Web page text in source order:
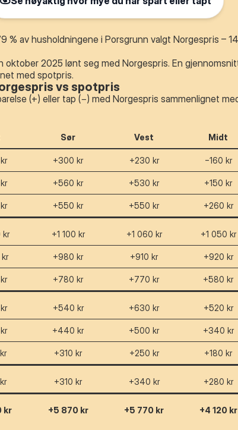
% av husholdningene i Porsgrunn valgt Norgespris –
oktober 2025 lønt seg med Norgespris. En
med spotpris.
vs spotpris
(+) eller tap (−) med Norgespris sammenlignet
Sør Vest Midt
+300 kr +230 kr −160 kr
+560 kr +530 kr +150 kr
+550 kr +550 kr +260 kr
kr +1 100 kr +1 060 kr +1 050 kr
kr +980 kr +910 kr +920 kr
+780 kr +770 kr +580 kr
+540 kr +630 kr +520 kr
+440 kr +500 kr +340 kr
+310 kr +250 kr +180 kr
+310 kr +340 kr +280 kr
kr +5 870 kr +5 770 kr +4 120 kr